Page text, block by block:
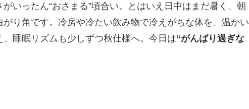
いったん“おさまる”頃合い。とはいえ日中はまだ暑く、朝
り角です。冷房や冷たい飲み物で冷えがちな体を、温かい
睡眠リズムも少しずつ秋仕様へ。今日は“がんばり過ぎな